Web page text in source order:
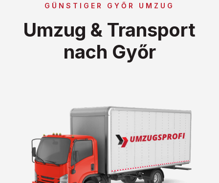
GÜNSTIGER GYŐR UMZUG
Umzug & Transport
nach Győr